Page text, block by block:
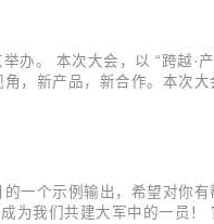
。 本次大会，以 “跨越·
，新产品，新合作。本次
一个示例输出，希望对你
我们共建大军中的一员！